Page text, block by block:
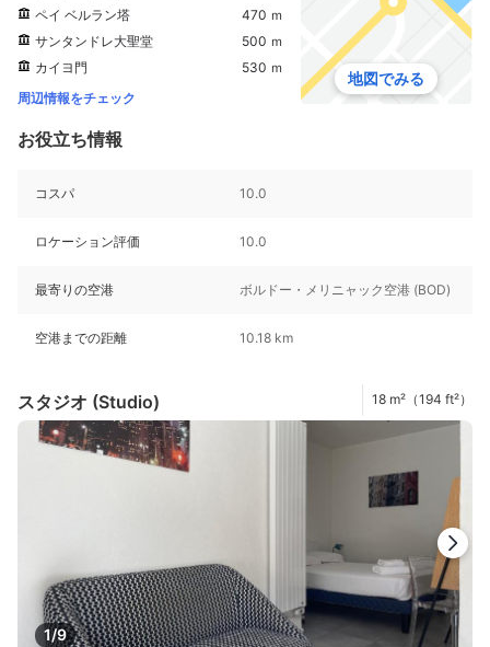
ペイ ベルラン塔
470 ｍ
サンタンドレ大聖堂
500 ｍ
カイヨ門
530 ｍ
周辺情報をチェック
地図でみる
お役立ち情報
コスパ 10.0
ロケーション評価 10.0
最寄りの空港 ボルドー・メリニャック空港 (BOD)
空港までの距離 10.18 km
スタジオ (Studio) 18 m²（194 ft²）
1/9